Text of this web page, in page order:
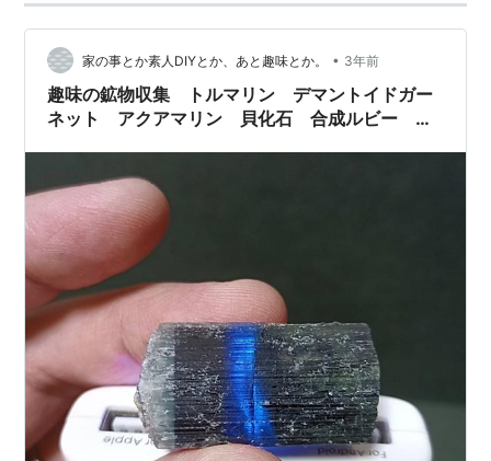
工夫して 相模大野→中…
家の事とか素人DIYとか、あと趣味とか。 • 3年前
趣味の鉱物収集 トルマリン デマントイドガー
ネット アクアマリン 貝化石 合成ルビー ス